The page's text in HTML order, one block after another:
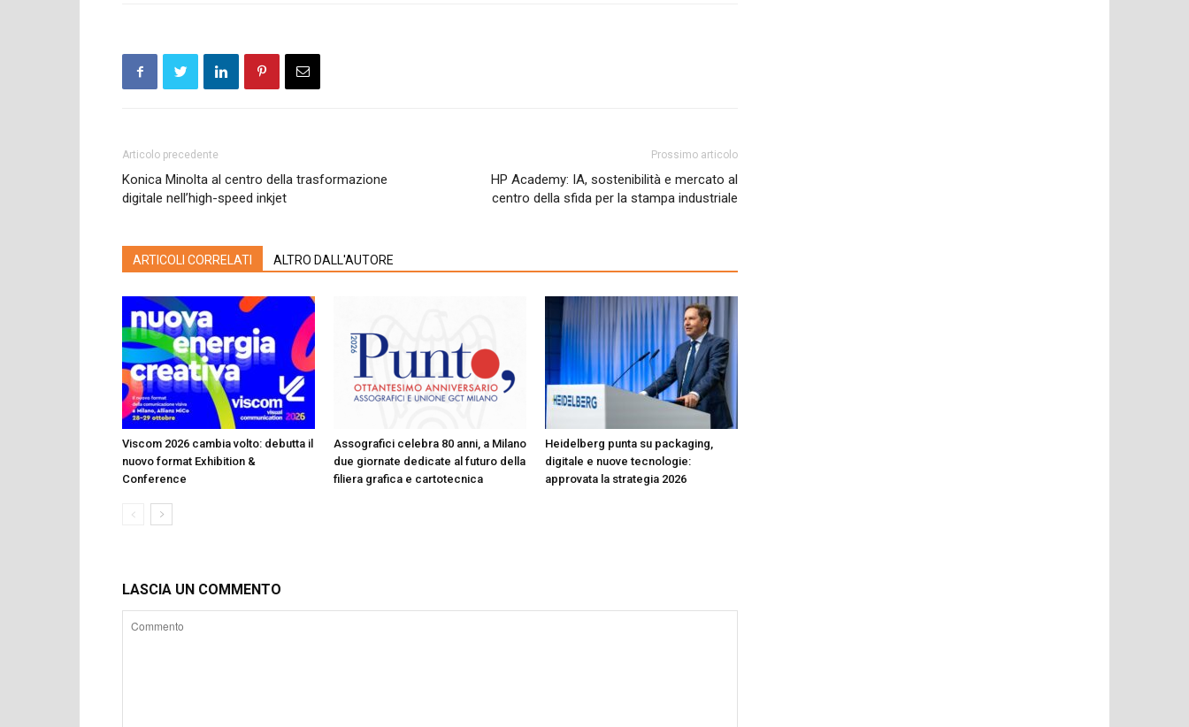
Articolo precedente
Konica Minolta al centro della trasformazione
digitale nell’high-speed inkjet
Prossimo articolo
HP Academy: IA, sostenibilità e mercato al
centro della sfida per la stampa industriale
ARTICOLI CORRELATI ALTRO DALL'AUTORE
Viscom 2026 cambia volto: debutta il
nuovo format Exhibition &
Conference
Assografici celebra 80 anni, a Milano
due giornate dedicate al futuro della
filiera grafica e cartotecnica
Heidelberg punta su packaging,
digitale e nuove tecnologie:
approvata la strategia 2026
LASCIA UN COMMENTO